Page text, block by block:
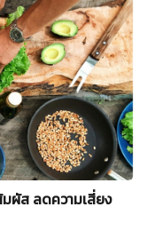
ผัส ลดความเสี่ยง